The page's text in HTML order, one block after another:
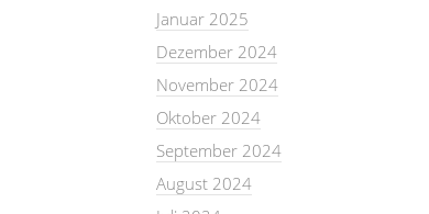
Januar 2025
Dezember 2024
November 2024
Oktober 2024
September 2024
August 2024